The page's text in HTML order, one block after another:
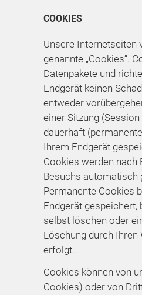
COOKIES
Unsere Internetseiten
genannte „Cookies“.
Datenpakete und
Endgerät keinen
entweder
einer Sitzung
dauerhaft
Ihrem Endgerät
Cookies werden nach
Besuchs automatisch
Permanente Cookies
Endgerät gespeichert,
selbst löschen oder
Löschung durch Ihren
erfolgt.
Cookies können von
Cookies) oder von